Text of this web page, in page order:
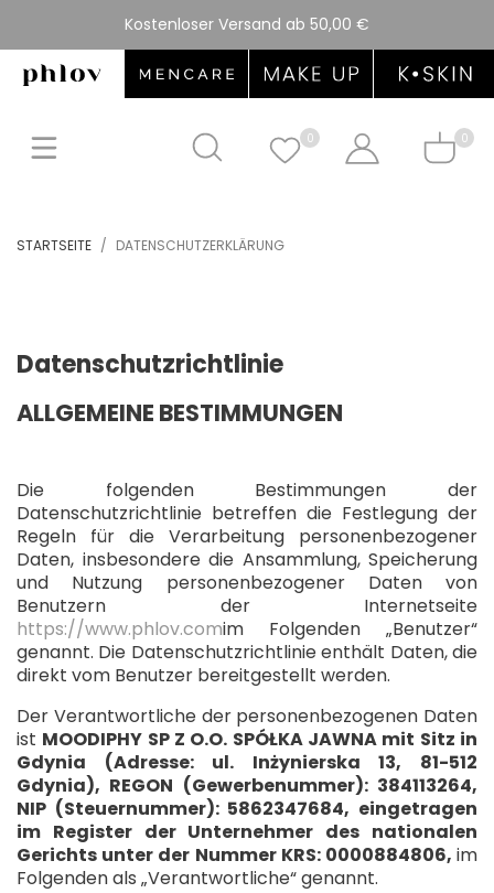
Kostenloser Versand ab 50,00 €
0 0
STARTSEITE DATENSCHUTZERKLÄRUNG
Datenschutzrichtlinie
ALLGEMEINE BESTIMMUNGEN
Die folgenden Bestimmungen der
Datenschutzrichtlinie betreffen die Festlegung der
Regeln für die Verarbeitung personenbezogener
Daten, insbesondere die Ansammlung, Speicherung
und Nutzung personenbezogener Daten von
Benutzern der Internetseite
https://www.phlov.comim Folgenden „Benutzer“
genannt. Die Datenschutzrichtlinie enthält Daten, die
direkt vom Benutzer bereitgestellt werden.
Der Verantwortliche der personenbezogenen Daten
ist MOODIPHY SP Z O.O. SPÓŁKA JAWNA mit Sitz in
Gdynia (Adresse: ul. Inżynierska 13, 81-512
Gdynia), REGON (Gewerbenummer): 384113264,
NIP (Steuernummer): 5862347684, eingetragen
im Register der Unternehmer des nationalen
Gerichts unter der Nummer KRS: 0000884806, im
Folgenden als „Verantwortliche“ genannt.